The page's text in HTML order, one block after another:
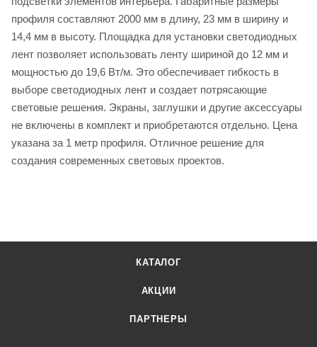
профиля составляют 2000 мм в длину, 23 мм в ширину и
14,4 мм в высоту. Площадка для установки светодиодных
лент позволяет использовать ленту шириной до 12 мм и
мощностью до 19,6 Вт/м. Это обеспечивает гибкость в
выборе светодиодных лент и создает потрясающие
световые решения. Экраны, заглушки и другие аксессуары
не включены в комплект и приобретаются отдельно. Цена
указана за 1 метр профиля. Отличное решение для
создания современных световых проектов.
КАТАЛОГ
АКЦИИ
ПАРТНЕРЫ